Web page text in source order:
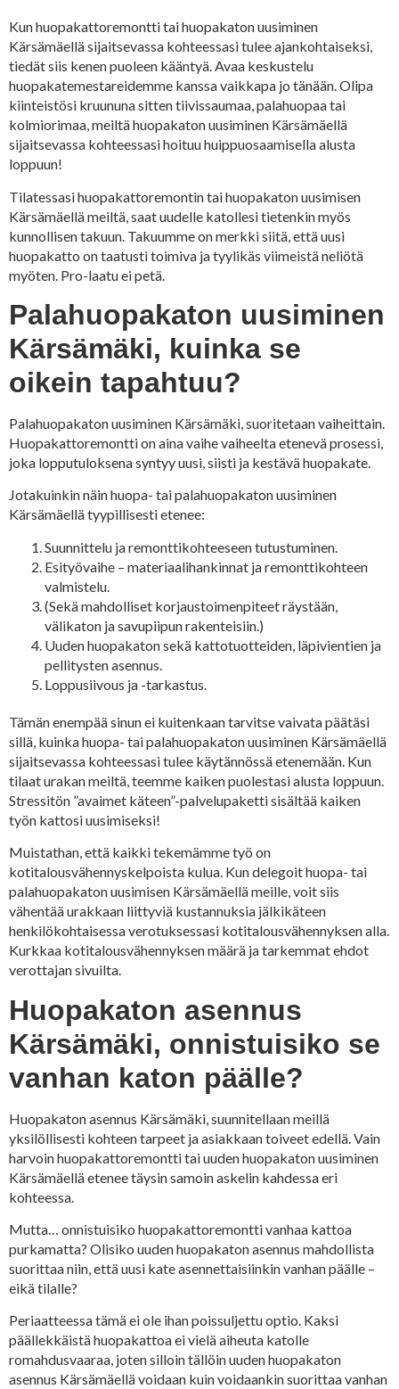
Kun huopakattoremontti tai huopakaton uusiminen
Kärsämäellä sijaitsevassa kohteessasi tulee ajankohtaiseksi,
tiedät siis kenen puoleen kääntyä. Avaa keskustelu
huopakatemestareidemme kanssa vaikkapa jo tänään. Olipa
kiinteistösi kruununa sitten tiivissaumaa, palahuopaa tai
kolmiorimaa, meiltä huopakaton uusiminen Kärsämäellä
sijaitsevassa kohteessasi hoituu huippuosaamisella alusta
loppuun!
Tilatessasi huopakattoremontin tai huopakaton uusimisen
Kärsämäellä meiltä, saat uudelle katollesi tietenkin myös
kunnollisen takuun. Takuumme on merkki siitä, että uusi
huopakatto on taatusti toimiva ja tyylikäs viimeistä neliötä
myöten. Pro-laatu ei petä.
Palahuopakaton uusiminen
Kärsämäki, kuinka se
oikein tapahtuu?
Palahuopakaton uusiminen Kärsämäki, suoritetaan vaiheittain.
Huopakattoremontti on aina vaihe vaiheelta etenevä prosessi,
joka lopputuloksena syntyy uusi, siisti ja kestävä huopakate.
Jotakuinkin näin huopa- tai palahuopakaton uusiminen
Kärsämäellä tyypillisesti etenee:
Suunnittelu ja remonttikohteeseen tutustuminen.
Esityövaihe – materiaalihankinnat ja remonttikohteen
valmistelu.
(Sekä mahdolliset korjaustoimenpiteet räystään,
välikaton ja savupiipun rakenteisiin.)
Uuden huopakaton sekä kattotuotteiden, läpivientien ja
pellitysten asennus.
Loppusiivous ja -tarkastus.
Tämän enempää sinun ei kuitenkaan tarvitse vaivata päätäsi
sillä, kuinka huopa- tai palahuopakaton uusiminen Kärsämäellä
sijaitsevassa kohteessasi tulee käytännössä etenemään. Kun
tilaat urakan meiltä, teemme kaiken puolestasi alusta loppuun.
Stressitön ”avaimet käteen”-palvelupaketti sisältää kaiken
työn kattosi uusimiseksi!
Muistathan, että kaikki tekemämme työ on
kotitalousvähennyskelpoista kulua. Kun delegoit huopa- tai
palahuopakaton uusimisen Kärsämäellä meille, voit siis
vähentää urakkaan liittyviä kustannuksia jälkikäteen
henkilökohtaisessa verotuksessasi kotitalousvähennyksen alla.
Kurkkaa kotitalousvähennyksen määrä ja tarkemmat ehdot
verottajan sivuilta.
Huopakaton asennus
Kärsämäki, onnistuisiko se
vanhan katon päälle?
Huopakaton asennus Kärsämäki, suunnitellaan meillä
yksilöllisesti kohteen tarpeet ja asiakkaan toiveet edellä. Vain
harvoin huopakattoremontti tai uuden huopakaton uusiminen
Kärsämäellä etenee täysin samoin askelin kahdessa eri
kohteessa.
Mutta… onnistuisiko huopakattoremontti vanhaa kattoa
purkamatta? Olisiko uuden huopakaton asennus mahdollista
suorittaa niin, että uusi kate asennettaisiinkin vanhan päälle –
eikä tilalle?
Periaatteessa tämä ei ole ihan poissuljettu optio. Kaksi
päällekkäistä huopakattoa ei vielä aiheuta katolle
romahdusvaaraa, joten silloin tällöin uuden huopakaton
asennus Kärsämäellä voidaan kuin voidaankin suorittaa vanhan